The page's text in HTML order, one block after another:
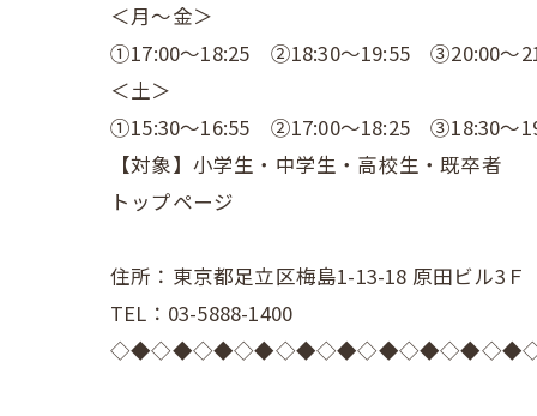
＜月～金＞
①17:00～18:25 ②18:30～19:55 ③20:00～
＜土＞
①15:30～16:55 ②17:00～18:25 ③18:30～
【対象】小学生・中学生・高校生・既卒者
トップページ
住所：東京都足立区梅島1-13-18 原田ビル3Ｆ
TEL：03-5888-1400